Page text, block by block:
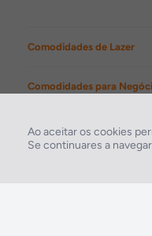
Comodidades de Lazer
Comodidades para
Instalações Desportivas
Ao aceitar os cookies
Se continuares a